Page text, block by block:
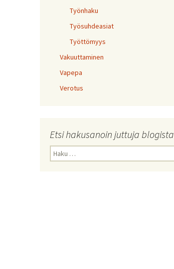
Työnhaku
Työsuhdeasiat
Työttömyys
Vakuuttaminen
Vapepa
Verotus
Etsi hakusanoin juttuja blogista
Haku: